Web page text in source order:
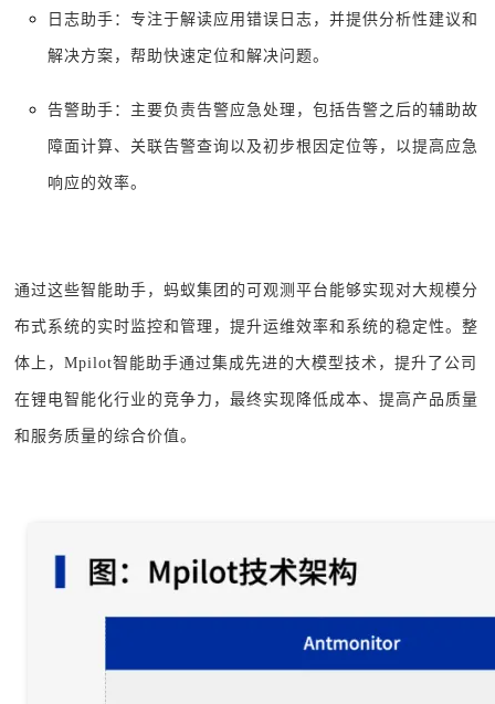
日志助手：专注于解读应用错误日志，并提供分析性建议和
解决方案，帮助快速定位和解决问题。
告警助手：主要负责告警应急处理，包括告警之后的辅助故
障面计算、关联告警查询以及初步根因定位等，以提高应急
响应的效率。
通过这些智能助手，蚂蚁集团的可观测平台能够实现对大规模分
布式系统的实时监控和管理，提升运维效率和系统的稳定性。整
体上，Mpilot智能助手通过集成先进的大模型技术，提升了公司
在锂电智能化行业的竞争力，最终实现降低成本、提高产品质量
和服务质量的综合价值。